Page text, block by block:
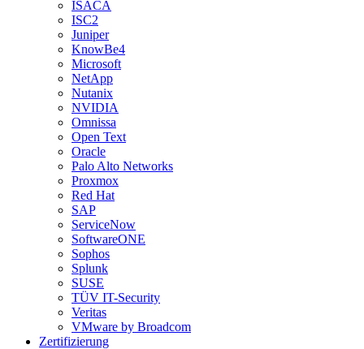
ISACA
ISC2
Juniper
KnowBe4
Microsoft
NetApp
Nutanix
NVIDIA
Omnissa
Open Text
Oracle
Palo Alto Networks
Proxmox
Red Hat
SAP
ServiceNow
SoftwareONE
Sophos
Splunk
SUSE
TÜV IT-Security
Veritas
VMware by Broadcom
Zertifizierung